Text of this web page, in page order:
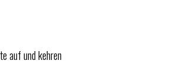
auf und kehren